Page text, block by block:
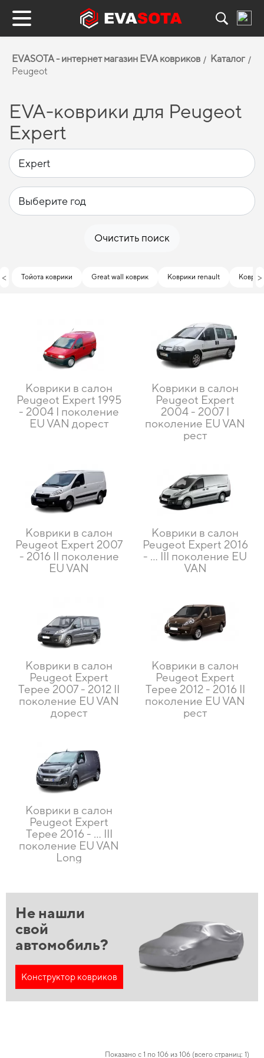
EVASOTA - интернет магазин EVA ковриков
Каталог
Peugeot
EVA-коврики для Peugeot
Expert
Очистить поиск
< Тойота коврики Great wall коврик Коврики renault >
Коврики в салон
Peugeot Expert 1995
- 2004 I поколение
EU VAN дорест
Коврики в салон
Peugeot Expert
2004 - 2007 I
поколение EU VAN
рест
Коврики в салон
Peugeot Expert 2007
- 2016 II поколение
EU VAN
Коврики в салон
Peugeot Expert 2016
- … III поколение EU
VAN
Коврики в салон
Peugeot Expert
Tepee 2007 - 2012 II
поколение EU VAN
дорест
Коврики в салон
Peugeot Expert
Tepee 2012 - 2016 II
поколение EU VAN
рест
Коврики в салон
Peugeot Expert
Tepee 2016 - … III
поколение EU VAN
Long
Не нашли
свой
автомобиль?
Конструктор ковриков
Показано с 1 по 106 из 106 (всего страниц: 1)